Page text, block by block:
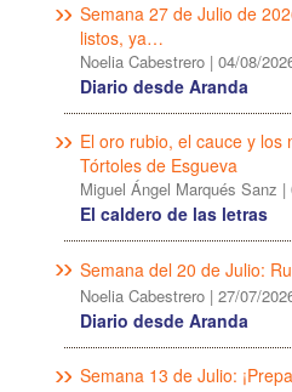
Semana 27 de Julio de
listos, ya…
Noelia Cabestrero | 04/08/
Diario desde Aranda
El oro rubio, el cauce y los
Tórtoles de Esgueva
Miguel Ángel Marqués Sanz |
El caldero de las letras
Semana del 20 de Julio:
Noelia Cabestrero | 27/07/
Diario desde Aranda
Semana 13 de Julio: